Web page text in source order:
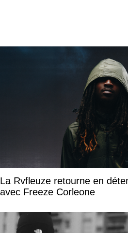
La Rvfleuze retourne en
avec Freeze Corleone